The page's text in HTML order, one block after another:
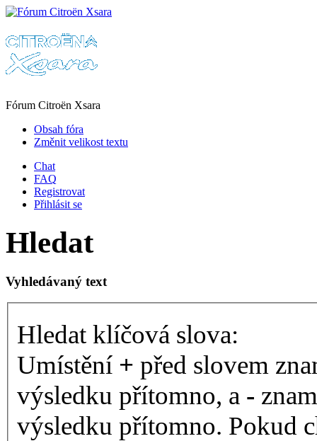
Fórum Citroën Xsara
Obsah fóra
Změnit velikost textu
Chat
FAQ
Registrovat
Přihlásit se
Hledat
Vyhledávaný text
Hledat klíčová slova:
Umístění + před slovem
výsledku přítomno, a -
výsledku přítomno. Pokud